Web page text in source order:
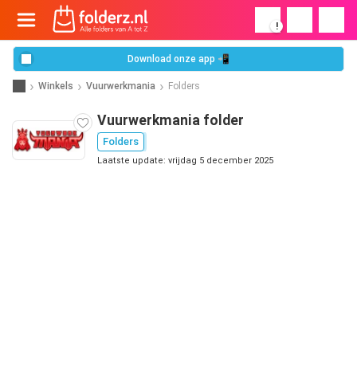
!
Download onze app 📲
Winkels Vuurwerkmania Folders
Vuurwerkmania folder
Folders
Laatste update: vrijdag 5 december 2025